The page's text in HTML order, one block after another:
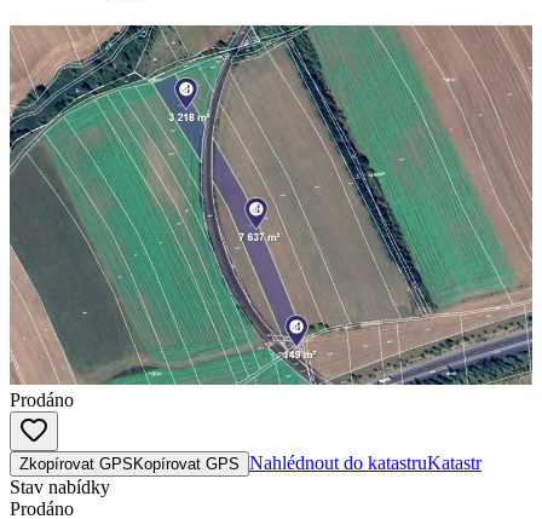
Prodáno
Zkopírovat GPS Kopírovat GPS Nahlédnout do katastruKatastr
Stav nabídky
Prodáno